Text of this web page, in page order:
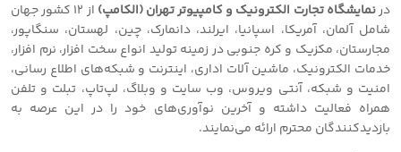
درنمایشگاه تجارت الکترونیک و کامپیوتر تهران (الکامپ)
از 12 کشور جهان
شامل آلمان، آمریکا، اسپانیا، ایرلند، دانمارک، چین، لهستان، سنگاپور،
مجارستان، مکزیک و کره جنوبی در زمینه توليد انواع سخت افزار، نرم افزار،
خدمات الكترونيك، ماشين آلات اداري، اينترنت و شبكه‌هاي اطلاع رساني،
امنيت و شبكه، آنتی ویروس، وب سایت و وبلاگ، لپ‌تاپ، تبلت و تلفن
همراه فعالیت داشته و آخرین نوآوری‌های خود را در این عرصه به
بازدیدکنندگان محترم ارائه می‌نمایند.